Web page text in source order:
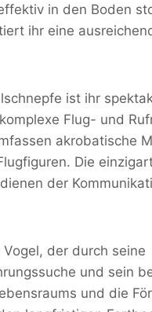
in den Boden
ihr eine
ist ihr
Flug- und
akrobatische
Die
der
der durch seine
und sein
und die